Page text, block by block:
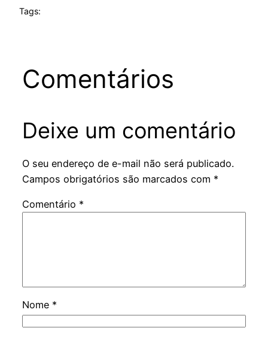
Tags:
Comentários
Deixe um comentário
O seu endereço de e-mail não será publicado.
Campos obrigatórios são marcados com *
Comentário *
Nome *